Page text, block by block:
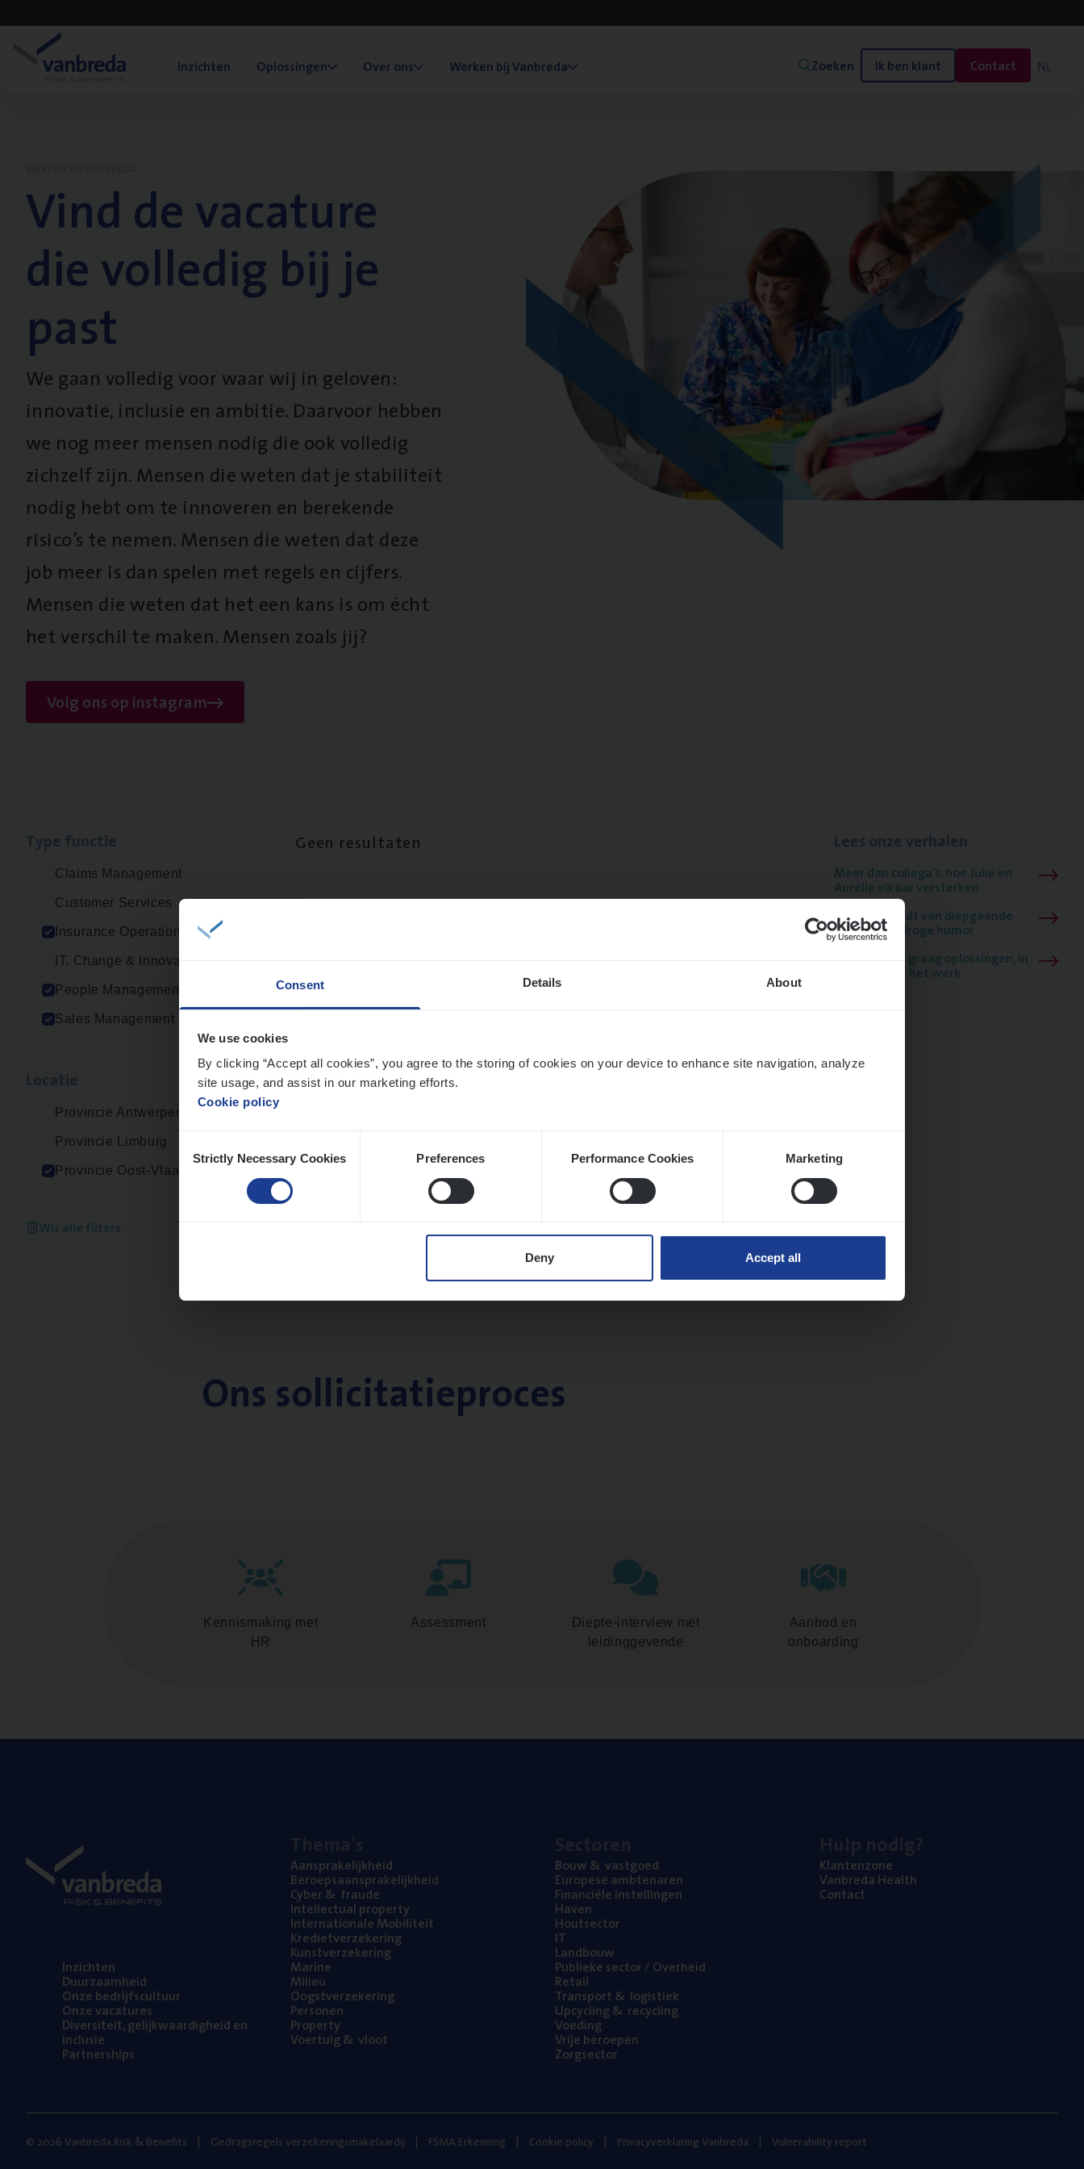
Consent Details About
We use cookies
By clicking “Accept all cookies”, you agree to the storing of cookies on your device to enhance site navigation, analyze
site usage, and assist in our marketing efforts.
Cookie policy
Selection
Strictly Necessary Cookies Preferences Performance Cookies Marketing
Deny Accept all
Inzichten Oplossingen Over ons Werken bij Vanbreda Zoeken Ik ben klant Contact NL
Vind de vacature
die volledig bij je
past
We gaan volledig voor waar wij in geloven:
innovatie, inclusie en ambitie. Daarvoor hebben
we nog meer mensen nodig die ook volledig
zichzelf zijn. Mensen die weten dat je stabiliteit
nodig hebt om te innoveren en berekende
risico’s te nemen. Mensen die weten dat deze
job meer is dan spelen met regels en cijfers.
Mensen die weten dat het een kans is om écht
het verschil te maken. Mensen zoals jij?
Volg ons op instagram
Claims Management
Customer Services
Insurance Operations
IT, Change & Innovation
People Management
Sales Management
Provincie Antwerpen
Provincie Limburg
Provincie Oost-Vlaanderen
Wis alle filters
Geen resultaten
Meer dan collega’s: hoe Julie en
Aurélie elkaar versterken
Mathias houdt van diepgaande
dossiers én droge humor
Thalia zoekt graag oplossingen, in
games én op het werk
Ons sollicitatieproces
Kennismaking met
HR
Assessment
Diepte-interview met
leidinggevende
Aanbod en
onboarding
Inzich­ten
Duur­zaam­heid
Onze bedrijfs­cul­tuur
Onze vaca­tu­res
Diver­si­teit, gelijk­waar­dig­heid en
inclusie
Part­ner­ships
Aan­spra­ke­lijk­heid
Beroeps­aan­spra­ke­lijk­heid
Cyber& fraude
Intel­lec­tu­al property
Inter­na­ti­o­na­le Mobiliteit
Kre­diet­ver­ze­ke­ring
Kunst­ver­ze­ke­ring
Mari­ne
Mili­eu
Oogst­ver­ze­ke­ring
Per­so­nen
Pro­per­ty
Voer­tuig& vloot
Bouw& vastgoed
Euro­pe­se ambtenaren
Finan­ci­ë­le instellingen
Haven
Hout­sec­tor
IT
Land­bouw
Publie­ke sec­tor / Overheid
Retail
Trans­port& logistiek
Upcy­cling& recycling
Voe­ding
Vrije beroe­pen
Zorg­sec­tor
Klan­ten­zo­ne
Van­b­re­da Health
Con­tact
© 2026 Vanbreda Risk & Benefits Gedragsregels verzekeringsmakelaardij FSMA Erkenning Cookie policy Privacyverklaring Vanbreda Vulnerability report